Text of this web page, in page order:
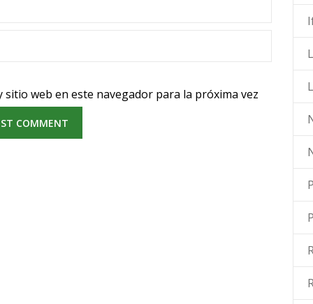
web en este navegador para la próxima vez